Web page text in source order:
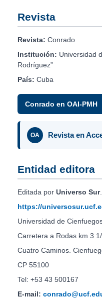
Revista
Revista: Conrado
Institución: Universidad
Rodríguez”
País: Cuba
Conrado en OAI-PMH
OA Revista en
Entidad editora
Editada por Universo Sur.
https://
Universidad de
Carretera a Rodas km 3
Cuatro Caminos.
CP 55100
Tel: +53 43 500167
E-mail: